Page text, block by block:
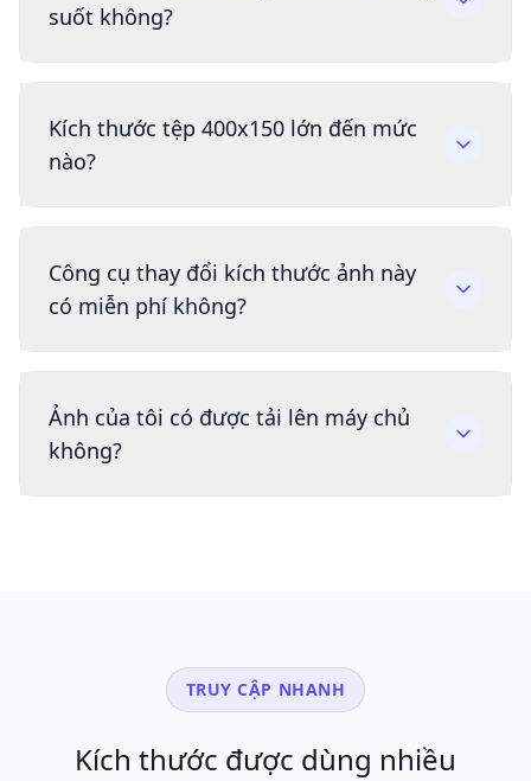
suốt không?
Kích thước tệp 400x150 lớn đến mức
nào?
Công cụ thay đổi kích thước ảnh này
có miễn phí không?
Ảnh của tôi có được tải lên máy chủ
không?
TRUY CẬP NHANH
Kích thước được dùng nhiều